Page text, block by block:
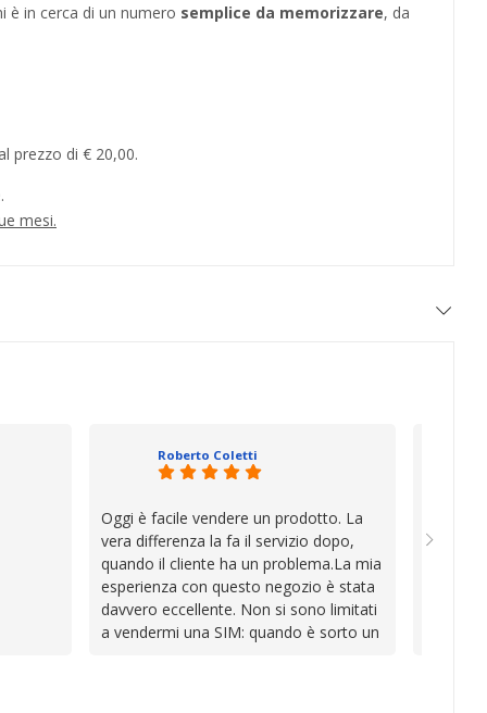
è in cerca di un numero semplice da memorizzare, da
prezzo di € 20,00.
mesi.
Roberto Coletti
Oggi è facile vendere un prodotto. La
vera differenza la fa il servizio dopo,
quando il cliente ha un problema.La mia
esperienza con questo negozio è stata
davvero eccellente. Non si sono limitati
a vendermi una SIM: quando è sorto un
sono